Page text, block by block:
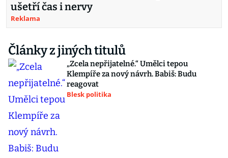
ušetří čas i nervy
Reklama
Články z jiných titulů
„Zcela nepřijatelné.“ Umělci tepou
Klempíře za nový návrh. Babiš: Budu
reagovat
Blesk politika